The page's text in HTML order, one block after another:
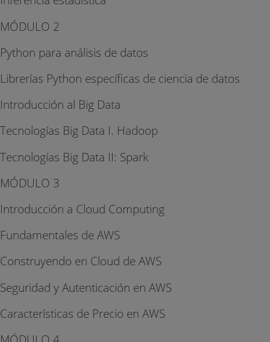
MÓDULO 2
Python para análisis de datos
Librerías Python específicas de ciencia de datos
Introducción al Big Data
Tecnologías Big Data I. Hadoop
Tecnologías Big Data II: Spark
MÓDULO 3
Introducción a Cloud Computing
Fundamentales de AWS
Construyendo en Cloud de AWS
Seguridad y Autenticación en AWS
Características de Precio en AWS